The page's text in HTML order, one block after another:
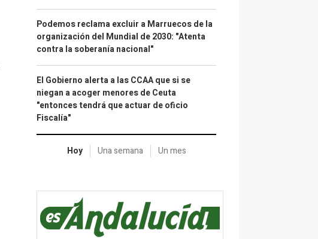
Podemos reclama excluir a Marruecos de la
organización del Mundial de 2030: "Atenta
contra la soberanía nacional"
El Gobierno alerta a las CCAA que si se
niegan a acoger menores de Ceuta
"entonces tendrá que actuar de oficio
Fiscalía"
Hoy Una semana Un mes